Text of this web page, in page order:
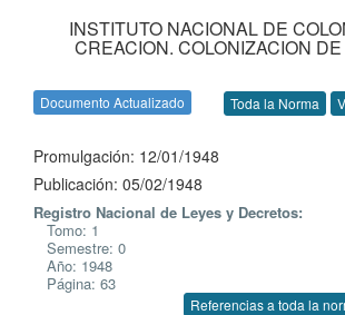
INSTITUTO NACIONAL DE
CREACION. COLONIZACION
Documento Actualizado Toda la Norma
Promulgación: 12/01/1948
Publicación: 05/02/1948
Registro Nacional de Leyes y Decretos:
Tomo: 1
Semestre: 0
Año: 1948
Página: 63
Referencias a toda la